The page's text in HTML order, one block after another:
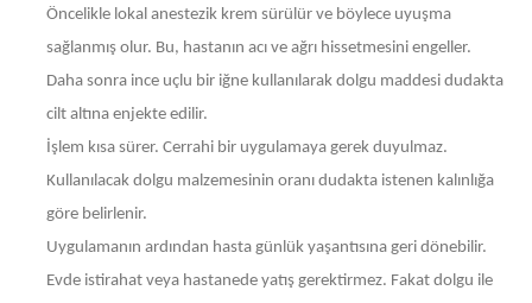
Öncelikle lokal anestezik krem sürülür ve böylece uyuşma
sağlanmış olur. Bu, hastanın acı ve ağrı hissetmesini engeller.
Daha sonra ince uçlu bir iğne kullanılarak dolgu maddesi dudakta
cilt altına enjekte edilir.
İşlem kısa sürer. Cerrahi bir uygulamaya gerek duyulmaz.
Kullanılacak dolgu malzemesinin oranı dudakta istenen kalınlığa
göre belirlenir.
Uygulamanın ardından hasta günlük yaşantısına geri dönebilir.
Evde istirahat veya hastanede yatış gerektirmez. Fakat dolgu ile